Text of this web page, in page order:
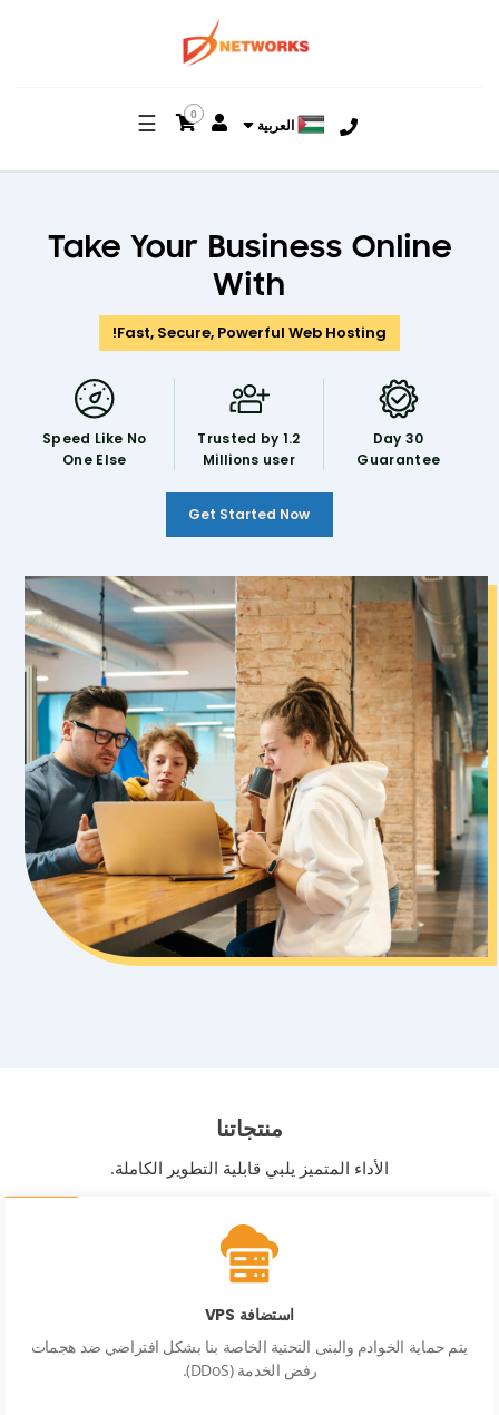
العربية
0
☰
Take Your Business Online
With
Fast, Secure, Powerful Web Hosting!
30 Day
Guarantee
Trusted by 1.2
Millions user
Speed Like No
One Else
Get Started Now
منتجاتنا
الأداء المتميز يلبي قابلية التطوير الكاملة.
استضافة VPS
يتم حماية الخوادم والبنى التحتية الخاصة بنا بشكل افتراضي ضد هجمات
رفض الخدمة (DDoS).